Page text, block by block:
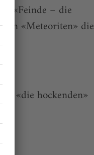
«Feinde – die
in «Meteoriten» die
«die hockenden»